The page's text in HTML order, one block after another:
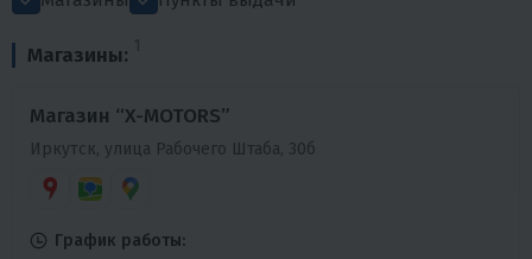
Магазины: 1
Магазин “X-MOTORS”
Иркутск, улица Рабочего Штаба, 30б
График работы: